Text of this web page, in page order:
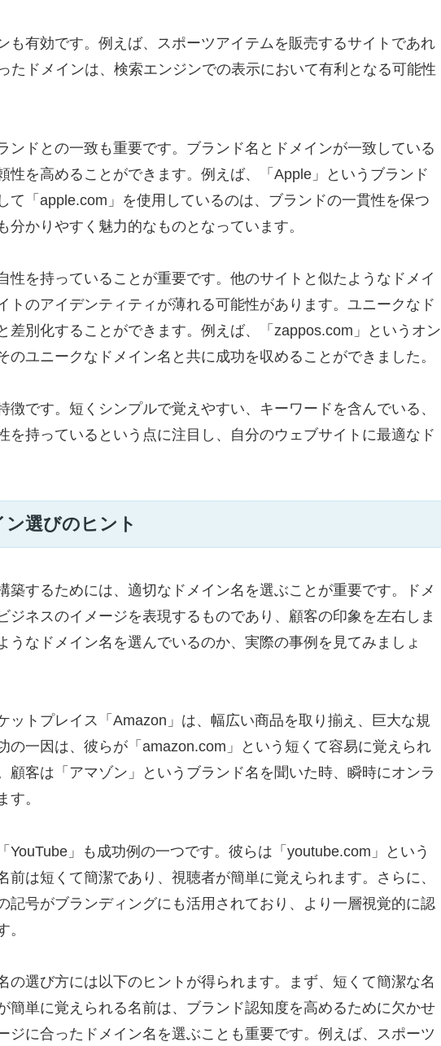
も有効です。例えば、スポーツアイテムを販売するサイトであれ
たドメインは、検索エンジンでの表示において有利となる可能性
ンドとの一致も重要です。ブランド名とドメインが一致している
性を高めることができます。例えば、「Apple」というブランド
て「apple.com」を使用しているのは、ブランドの一貫性を保つ
かりやすく魅力的なものとなっています。
性を持っていることが重要です。他のサイトと似たようなドメイ
トのアイデンティティが薄れる可能性があります。ユニークなド
差別化することができます。例えば、「zappos.com」というオン
のユニークなドメイン名と共に成功を収めることができました。
徴です。短くシンプルで覚えやすい、キーワードを含んでいる、
を持っているという点に注目し、自分のウェブサイトに最適なド
選びのヒント
築するためには、適切なドメイン名を選ぶことが重要です。ドメ
ジネスのイメージを表現するものであり、顧客の印象を左右しま
うなドメイン名を選んでいるのか、実際の事例を見てみましょ
ットプレイス「Amazon」は、幅広い商品を取り揃え、巨大な規
の一因は、彼らが「amazon.com」という短くて容易に覚えられ
顧客は「アマゾン」というブランド名を聞いた時、瞬時にオンラ
す。
YouTube」も成功例の一つです。彼らは「youtube.com」という
前は短くて簡潔であり、視聴者が簡単に覚えられます。さらに、
号がブランディングにも活用されており、より一層視覚的に認
。
の選び方には以下のヒントが得られます。まず、短くて簡潔な名
簡単に覚えられる名前は、ブランド認知度を高めるために欠かせ
ジに合ったドメイン名を選ぶことも重要です。例えば、スポーツ